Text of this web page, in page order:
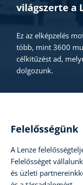
világszerte a
Ez az elképzelés
több, mint 3600
célkitűzést ad,
dolgozunk.
Felelősségünk
A Lenze
Felelősséget
és üzleti